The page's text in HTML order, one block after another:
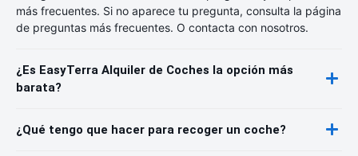
más frecuentes. Si no aparece tu pregunta, consulta la página
de preguntas más frecuentes. O contacta con nosotros.
¿Es EasyTerra Alquiler de Coches la opción más
barata?
¿Qué tengo que hacer para recoger un coche?